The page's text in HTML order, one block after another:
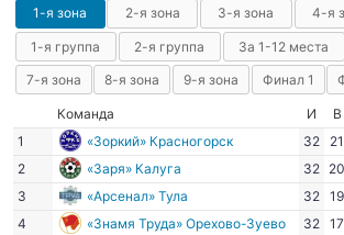
1-я зона 2-я зона 3-я зона 4-я
1-я группа 2-я группа За 1-12 места
7-я зона 8-я зона 9-я зона Финал 1
Команда И В
1
«Зоркий» Красногорск 32 21
2
«Заря» Калуга 32 20
3
«Арсенал» Тула 32 19
4
«Знамя Труда» Орехово-Зуево 32 17